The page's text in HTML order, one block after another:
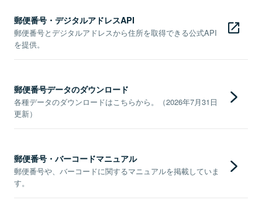
郵便番号・デジタルアドレスAPI
郵便番号とデジタルアドレスから住所を取得できる公式API
を提供。
郵便番号データのダウンロード
各種データのダウンロードはこちらから。（2026年7月31日
更新）
郵便番号・バーコードマニュアル
郵便番号や、バーコードに関するマニュアルを掲載していま
す。